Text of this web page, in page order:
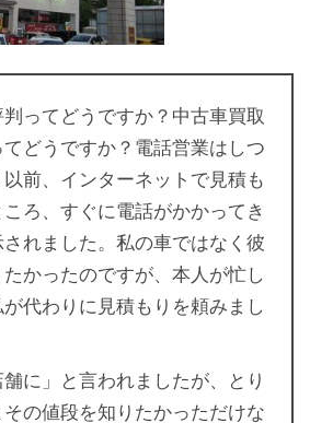
ってどうですか？中古車買取
どうですか？電話営業はしつ
前、インターネットで見積も
ろ、すぐに電話がかかってき
れました。私の車ではなく彼
かったのですが、本人が忙し
代わりに見積もりを頼みまし
舗に」と言われましたが、とり
の値段を知りたかっただけな